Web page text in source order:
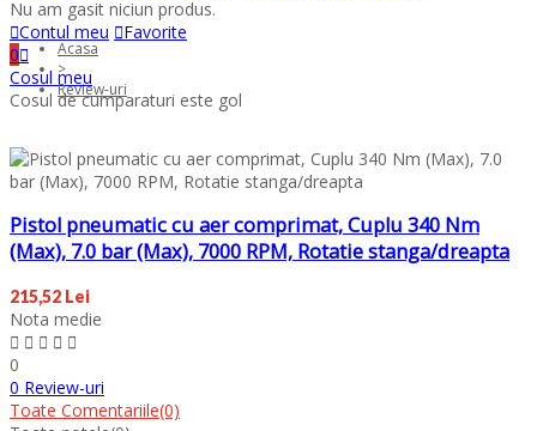
Nu am gasit niciun produs.
Contul meu
Favorite
0
Cosul meu
Cosul de cumparaturi este gol
Acasa
>
Review-uri
Pistol pneumatic cu aer comprimat, Cuplu 340 Nm
(Max), 7.0 bar (Max), 7000 RPM, Rotatie stanga/dreapta
215,52 Lei
Nota medie
0
0 Review-uri
Toate Comentariile(0)